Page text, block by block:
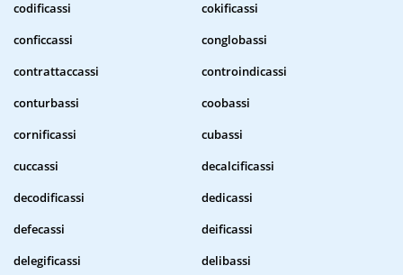
codificassi
cokificassi
conficcassi
conglobassi
contrattaccassi
controindicassi
conturbassi
coobassi
cornificassi
cubassi
cuccassi
decalcificassi
decodificassi
dedicassi
defecassi
deificassi
delegificassi
delibassi